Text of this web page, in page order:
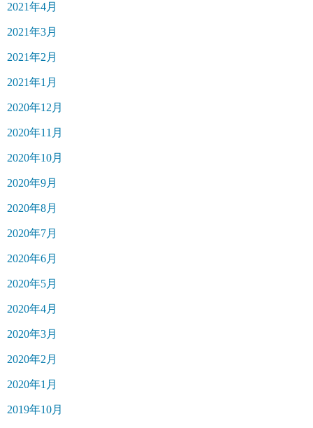
2021年4月
2021年3月
2021年2月
2021年1月
2020年12月
2020年11月
2020年10月
2020年9月
2020年8月
2020年7月
2020年6月
2020年5月
2020年4月
2020年3月
2020年2月
2020年1月
2019年10月